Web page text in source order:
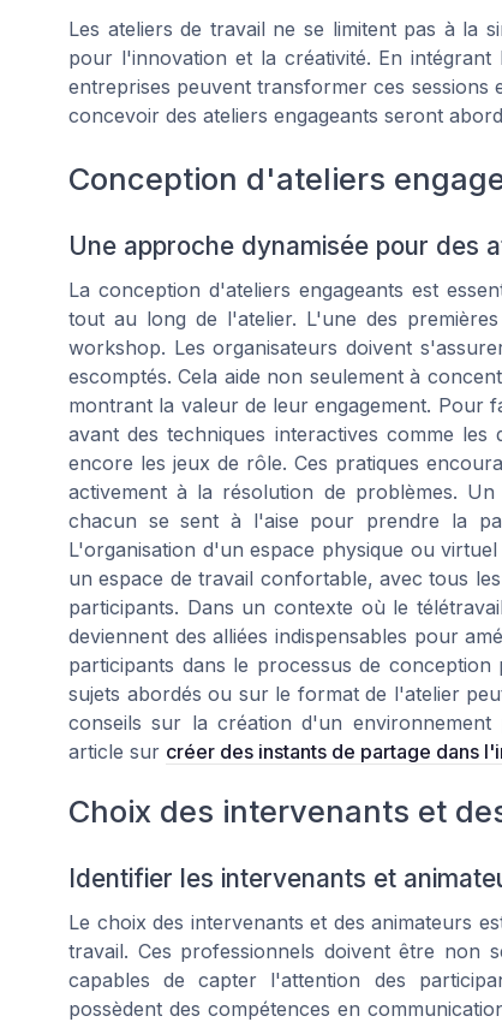
Les ateliers de travail ne se limitent pas à la
pour l'innovation et la créativité. En
entreprises peuvent transformer ces sessions
concevoir des ateliers engageants seront
Conception d'ateliers
Une approche dynamisée pour des
La conception d'ateliers engageants est
tout au long de l'atelier. L'une des
workshop. Les organisateurs doivent
escomptés. Cela aide non seulement à
montrant la valeur de leur engagement. Pour
avant des techniques interactives comme
encore les jeux de rôle. Ces pratiques
activement à la résolution de problèmes.
chacun se sent à l'aise pour prendre la
L'organisation d'un espace physique ou
un espace de travail confortable, avec tous
participants. Dans un contexte où le
deviennent des alliées indispensables pour
participants dans le processus de
sujets abordés ou sur le format de l'atelier
conseils sur la création d'un
article sur créer des instants de partage dans
Choix des intervenants et
Identifier les intervenants et
Le choix des intervenants et des animateurs
travail. Ces professionnels doivent être non
capables de capter l'attention des
possèdent des compétences en